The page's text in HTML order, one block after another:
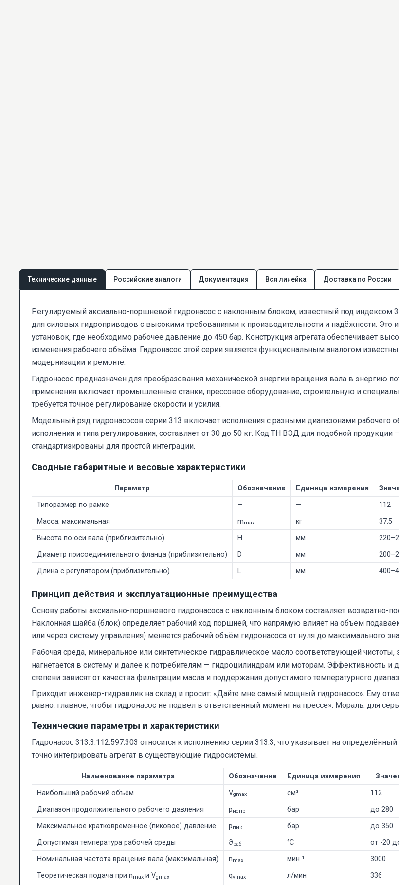
Технические данные Российские аналоги Документация Вся линейка Доставка по России
Регулируемый аксиально-поршневой гидронасос с наклонным блоком, известный под индексом
для силовых гидроприводов с высокими требованиями к производительности и надёжности. Это
установок, где необходимо рабочее давление до 450 бар. Конструкция агрегата обеспечивает
изменения рабочего объёма. Гидронасос этой серии является функциональным аналогом
модернизации и ремонте.
Гидронасос предназначен для преобразования механической энергии вращения вала в энергию
применения включает промышленные станки, прессовое оборудование, строительную и
требуется точное регулирование скорости и усилия.
Модельный ряд гидронасосов серии 313 включает исполнения с разными диапазонами рабочего
исполнения и типа регулирования, составляет от 30 до 50 кг. Код ТН ВЭД для подобной
стандартизированы для простой интеграции.
Сводные габаритные и весовые характеристики
Параметр Обозначение Единица измерения
Типоразмер по рамке
— —
112
Масса, максимальная
mmax кг
37.5
Высота по оси вала (приблизительно)
H мм
Диаметр присоединительного фланца (приблизительно)
D мм
Длина с регулятором (приблизительно)
L мм
Принцип действия и эксплуатационные преимущества
Основу работы аксиально-поршневого гидронасоса с наклонным блоком составляет возвратно-
Наклонная шайба (блок) определяет рабочий ход поршней, что напрямую влияет на объём
или через систему управления) меняется рабочий объём гидронасоса от нуля до максимального
Рабочая среда, минеральное или синтетическое гидравлическое масло соответствующей
нагнетается в систему и далее к потребителям — гидроцилиндрам или моторам. Эффективность и
степени зависят от качества фильтрации масла и поддержания допустимого температурного
Приходит инженер-гидравлик на склад и просит: «Дайте мне самый мощный гидронасос». Ему
равно, главное, чтобы гидронасос не подвел в ответственный момент на прессе». Мораль: для
Технические параметры и характеристики
Гидронасос 313.3.112.597.303 относится к исполнению серии 313.3, что указывает на
точно интегрировать агрегат в существующие гидросистемы.
Наименование параметра Обозначение Единица измерения
Наибольший рабочий объём
Vgmax см³
112
Диапазон продолжительного рабочего давления
pнепр бар
до 280
Максимальное кратковременное (пиковое) давление
pпик бар
до 350
Допустимая температура рабочей среды
ϑраб °C
от -20
Номинальная частота вращения вала (максимальная)
nmax мин⁻¹
3000
Теоретическая подача при nmaxи Vgmax qvmax л/мин
336